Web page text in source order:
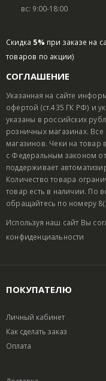
вс: 9:00-18:00
Скидка 5% при заказе на
товаров по акции)
СОГЛАШЕНИЕ
Указанная на сайте
офертой (ст.435 ГК РФ) и
указаны в российских
розничных магазинах.
магазинов. Чеки на товар
с Федеральным законом
поддерживает
Количество товара
товар есть в наличии. По
обращайтесь по номеру
Используя наш сайт Вы
конфиденциальности
ПОКУПАТЕЛЮ
Личный кабинет
Как сделать заказ
Оплата